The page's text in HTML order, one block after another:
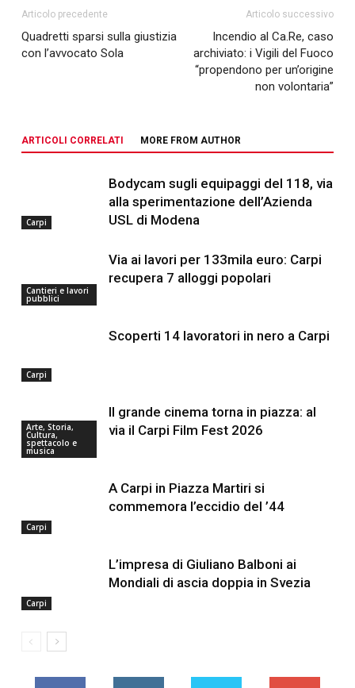
Articolo precedente
Quadretti sparsi sulla giustizia
con l’avvocato Sola
Articolo successivo
Incendio al Ca.Re, caso
archiviato: i Vigili del Fuoco
“propendono per un’origine
non volontaria”
ARTICOLI CORRELATI MORE FROM AUTHOR
Carpi
Bodycam sugli equipaggi del 118, via
alla sperimentazione dell’Azienda
USL di Modena
Cantieri e lavori
pubblici
Via ai lavori per 133mila euro: Carpi
recupera 7 alloggi popolari
Carpi
Scoperti 14 lavoratori in nero a Carpi
Arte, Storia,
Cultura,
spettacolo e
musica
Il grande cinema torna in piazza: al
via il Carpi Film Fest 2026
Carpi
A Carpi in Piazza Martiri si
commemora l’eccidio del ’44
Carpi
L’impresa di Giuliano Balboni ai
Mondiali di ascia doppia in Svezia